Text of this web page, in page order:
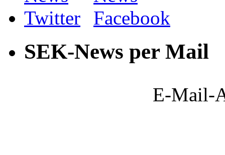
SEK-News per Mail
E-Mail-